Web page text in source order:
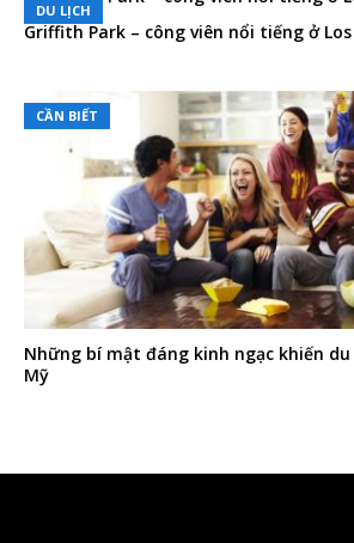
DU LỊCH
Griffith Park – công viên nổi tiếng ở Los
CẦN BIẾT
Những bí mật đáng kinh ngạc khiến
Mỹ